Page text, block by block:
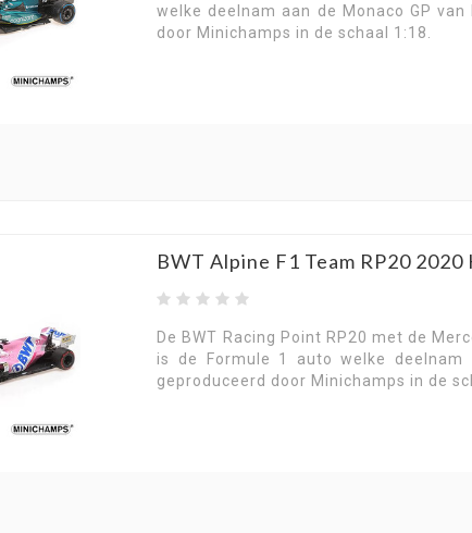
welke deelnam aan de Monaco GP
door Minichamps in de schaal 1:18.
BWT Alpine F1 Team RP20
De BWT Racing Point RP20 met de
is de Formule 1 auto welke deelnam
geproduceerd door Minichamps in de